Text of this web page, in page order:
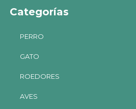
Categorías
PERRO
GATO
ROEDORES
AVES